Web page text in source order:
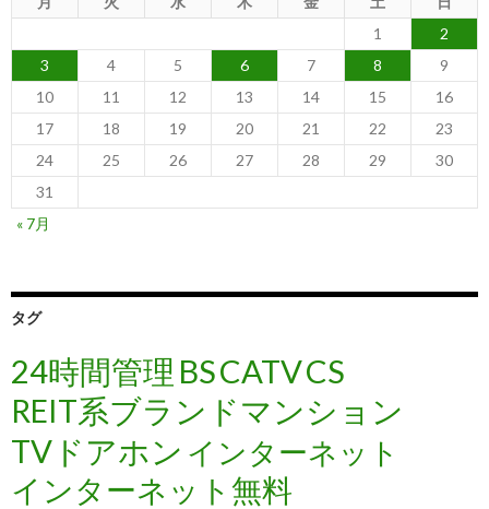
1
2
3
4 5 6 7 8
9
10
11 12 13 14 15
16
17
18 19 20 21 22
23
24
25 26 27 28 29
30
31
« 7月
タグ
24時間管理 BSCATVCS
REIT系ブランドマンション
TVドアホン インターネット
インターネット無料